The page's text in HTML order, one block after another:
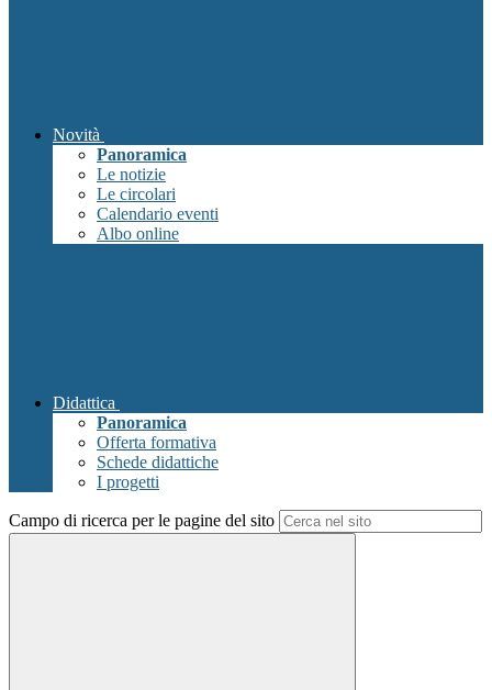
Novità
Panoramica
Le notizie
Le circolari
Calendario eventi
Albo online
Didattica
Panoramica
Offerta formativa
Schede didattiche
I progetti
Campo di ricerca per le pagine del sito